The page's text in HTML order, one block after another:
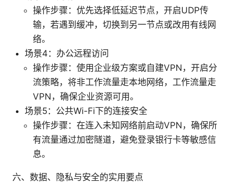
操作步骤：优先选择低延迟节点，开启UDP传
输，若遇到缓冲，切换到另一节点或改用有线网
络。
场景4：办公远程访问
操作步骤：使用企业级方案或自建VPN，开启分
流策略，将非工作流量走本地网络，工作流量走
VPN，确保企业资源可用。
场景5：公共Wi-Fi下的连接安全
操作步骤：在连入未知网络前启动VPN，确保所
有流量通过加密隧道，避免登录银行卡等敏感信
息。
六、数据、隐私与安全的实用要点